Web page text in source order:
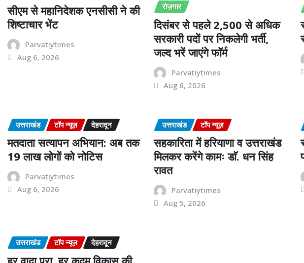
सीएम से महानिदेशक एनसीसी ने की
शिष्टाचार भेंट
Parvatiytimes
Aug 6, 2026
रोज़गार
दिसंबर से पहले 2,500 से अधिक
सरकारी पदों पर निकलेगी भर्ती,
जल्द भरें जाएंगे फॉर्म
Parvatiytimes
Aug 6, 2026
उत्तराखंड टॉप न्यूज़ देहरादून
मतदाता सत्यापन अभियान: अब तक
19 लाख लोगों को नोटिस
Parvatiytimes
Aug 6, 2026
उत्तराखंड टॉप न्यूज़
सहकारिता में हरियाणा व उत्तराखंड
मिलकर करेंगे कामः डाॅ. धन सिंह
रावत
Parvatiytimes
Aug 5, 2026
उत्तराखंड टॉप न्यूज़ देहरादून